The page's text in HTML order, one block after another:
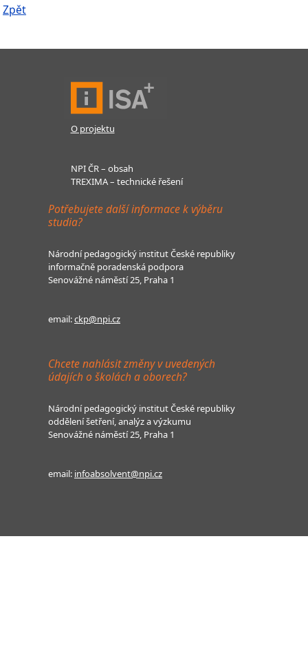
Zpět
O projektu
NPI ČR – obsah
TREXIMA – technické řešení
Potřebujete další informace k výběru
studia?
Národní pedagogický institut České republiky
informačně poradenská podpora
Senovážné náměstí 25, Praha 1
email:ckp@npi.cz
Chcete nahlásit změny v uvedených
údajích o školách a oborech?
Národní pedagogický institut České republiky
oddělení šetření, analýz a výzkumu
Senovážné náměstí 25, Praha 1
email: infoabsolvent@npi.cz